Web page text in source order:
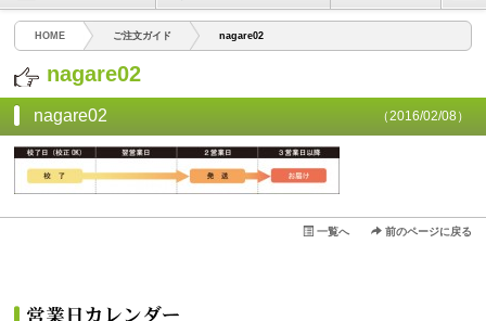
HOME ご注文ガイド nagare02
nagare02
nagare02 （2016/02/08）
一覧へ 前のページに戻る